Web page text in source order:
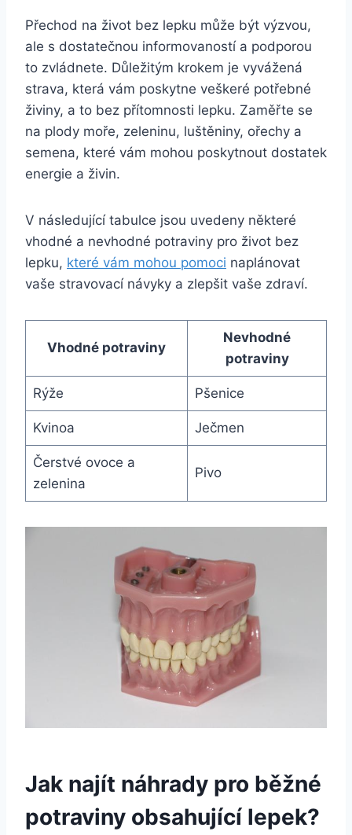
Přechod na život bez lepku může být výzvou,
ale s dostatečnou informovaností a podporou
to zvládnete. Důležitým krokem je vyvážená
strava, která vám poskytne veškeré potřebné
živiny, a to bez přítomnosti lepku. Zaměřte se
na plody moře, zeleninu, luštěniny, ořechy a
semena, které vám mohou poskytnout dostatek
energie a živin.
V následující tabulce jsou uvedeny některé
vhodné a nevhodné potraviny pro život bez
lepku, které vám mohou pomoci naplánovat
vaše stravovací návyky a zlepšit vaše zdraví.
Vhodné potraviny
Nevhodné
potraviny
Rýže Pšenice
Kvinoa Ječmen
Čerstvé ovoce a
zelenina
Pivo
Jak najít náhrady pro běžné
potraviny obsahující lepek?